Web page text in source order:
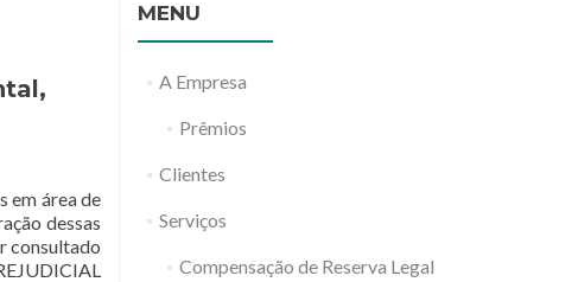
em área de
dessas
consultado
MENU
A Empresa
Prêmios
Clientes
Serviços
Compensação de Reserva Legal